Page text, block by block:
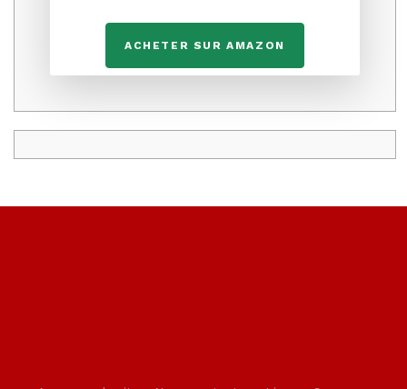
ACHETER SUR AMAZON